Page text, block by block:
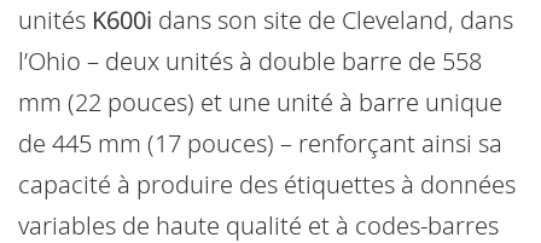
unités K600i dans son site de Cleveland, dans
l’Ohio – deux unités à double barre de 558
mm (22 pouces) et une unité à barre unique
de 445 mm (17 pouces) – renforçant ainsi sa
capacité à produire des étiquettes à données
variables de haute qualité et à codes-barres